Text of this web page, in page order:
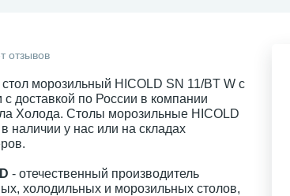
отзывов
стол морозильный HICOLD SN 11/BT W с
с доставкой по России в компании
Холода. Столы морозильные HICOLD
в наличии у нас или на складах
- отечественный производитель
холодильных и морозильных столов,